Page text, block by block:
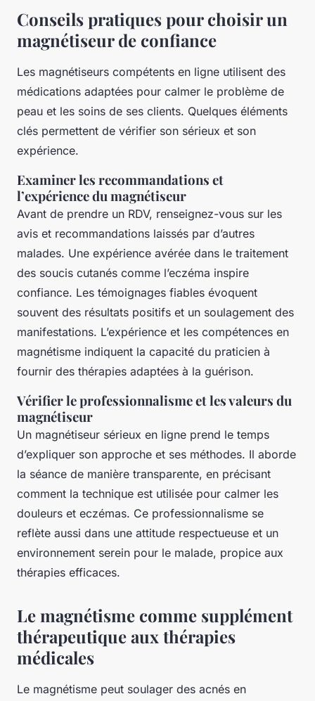
Conseils pratiques pour choisir un
magnétiseur de confiance
Les magnétiseurs compétents en ligne utilisent des
médications adaptées pour calmer le problème de
peau et les soins de ses clients. Quelques éléments
clés permettent de vérifier son sérieux et son
expérience.
Examiner les recommandations et
l’expérience du magnétiseur
Avant de prendre un RDV, renseignez-vous sur les
avis et recommandations laissés par d’autres
malades. Une expérience avérée dans le traitement
des soucis cutanés comme l’eczéma inspire
confiance. Les témoignages fiables évoquent
souvent des résultats positifs et un soulagement des
manifestations. L’expérience et les compétences en
magnétisme indiquent la capacité du praticien à
fournir des thérapies adaptées à la guérison.
Vérifier le professionnalisme et les valeurs du
magnétiseur
Un magnétiseur sérieux en ligne prend le temps
d’expliquer son approche et ses méthodes. Il aborde
la séance de manière transparente, en précisant
comment la technique est utilisée pour calmer les
douleurs et eczémas. Ce professionnalisme se
reflète aussi dans une attitude respectueuse et un
environnement serein pour le malade, propice aux
thérapies efficaces.
Le magnétisme comme supplément
thérapeutique aux thérapies
médicales
Le magnétisme peut soulager des acnés en